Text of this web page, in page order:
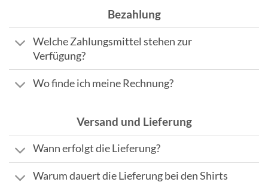
Bezahlung
Welche Zahlungsmittel stehen zur
Verfügung?
Wo finde ich meine Rechnung?
Versand und Lieferung
Wann erfolgt die Lieferung?
Warum dauert die Lieferung bei den Shirts